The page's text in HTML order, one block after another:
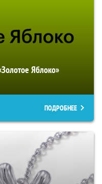
Яблоко»
ПОДРОБНЕЕ